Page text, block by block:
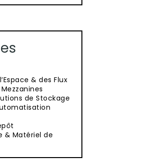
& des Flux
de Stockage
& Matériel de